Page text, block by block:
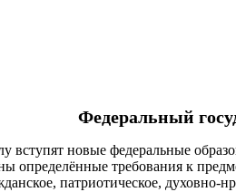
Федеральный
вступят новые федеральные
определённые требования к
патриотическое, духовно-